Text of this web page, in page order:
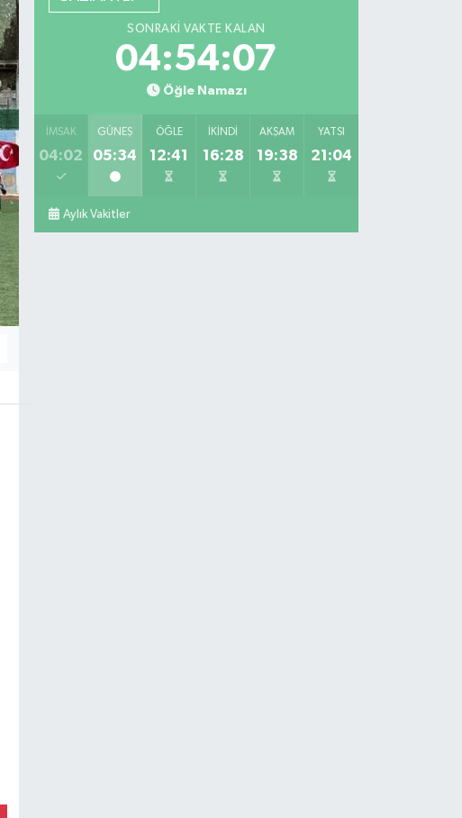
SONRAKI VAKTE KALAN
04:54:06
Öğle Namazı
İMSAK
04:02
GÜNEŞ
05:34
ÖĞLE
12:41
İKINDI
16:28
AKŞAM
19:38
YATSI
21:04
Aylık Vakitler